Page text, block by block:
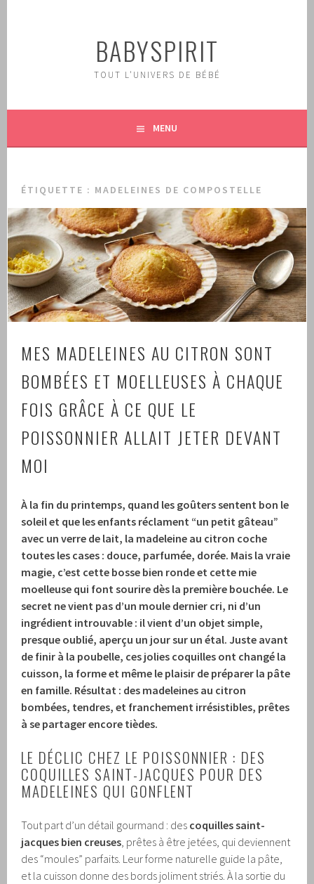
BABYSPIRIT
TOUT L'UNIVERS DE BÉBÉ
MENU
ÉTIQUETTE : MADELEINES DE COMPOSTELLE
MES MADELEINES AU CITRON SONT
BOMBÉES ET MOELLEUSES À CHAQUE
FOIS GRÂCE À CE QUE LE
POISSONNIER ALLAIT JETER DEVANT
MOI
À la fin du printemps, quand les goûters sentent bon le
soleil et que les enfants réclament “un petit gâteau”
avec un verre de lait, la madeleine au citron coche
toutes les cases : douce, parfumée, dorée. Mais la vraie
magie, c’est cette bosse bien ronde et cette mie
moelleuse qui font sourire dès la première bouchée. Le
secret ne vient pas d’un moule dernier cri, ni d’un
ingrédient introuvable : il vient d’un objet simple,
presque oublié, aperçu un jour sur un étal. Juste avant
de finir à la poubelle, ces jolies coquilles ont changé la
cuisson, la forme et même le plaisir de préparer la pâte
en famille. Résultat : des madeleines au citron
bombées, tendres, et franchement irrésistibles, prêtes
à se partager encore tièdes.
LE DÉCLIC CHEZ LE POISSONNIER : DES
COQUILLES SAINT-JACQUES POUR DES
MADELEINES QUI GONFLENT
Tout part d’un détail gourmand : des coquilles saint-
jacques bien creuses, prêtes à être jetées, qui deviennent
des “moules” parfaits. Leur forme naturelle guide la pâte,
et la cuisson donne des bords joliment striés. À la sortie du